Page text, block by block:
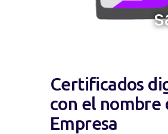
Solicitar
Certificados
con el nombre
Empresa